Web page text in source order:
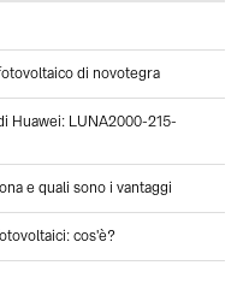
di novotegra
Huawei: LUNA2000-215-
e quali sono i vantaggi
cos'è?